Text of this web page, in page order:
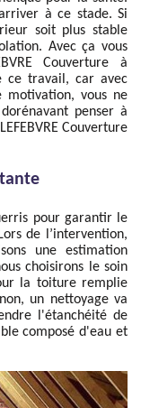
à ce stade. Si
soit plus stable
Avec ça vous
Couverture à
ce travail, car avec
motivation, vous ne
penser à
Couverture
pour garantir le
de l’intervention,
une estimation
choisirons le soin
la toiture remplie
un nettoyage va
l'étanchéité de
composé d'eau et